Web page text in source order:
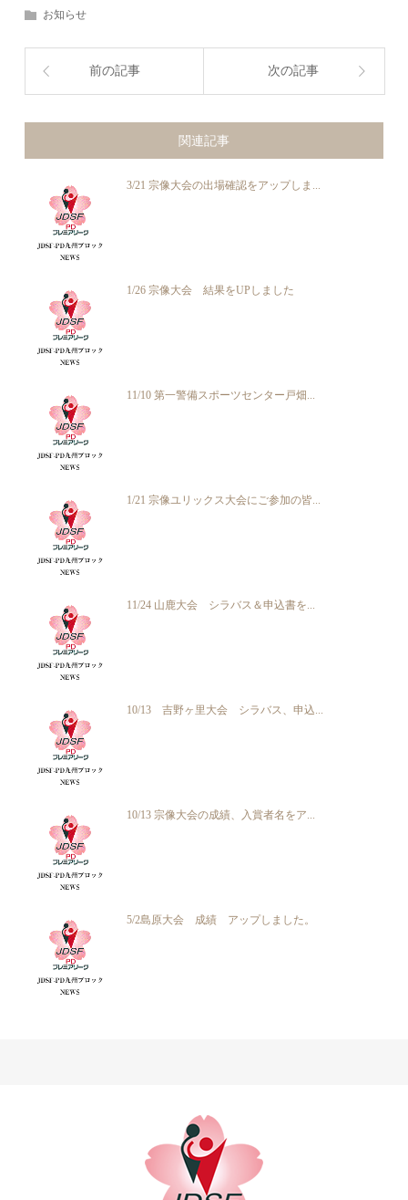
お知らせ
前の記事 次の記事
関連記事
3/21 宗像大会の出場確認をアップしま...
1/26 宗像大会 結果をUPしました
11/10 第一警備スポーツセンター戸畑...
1/21 宗像ユリックス大会にご参加の皆...
11/24 山鹿大会 シラバス＆申込書を...
10/13 吉野ヶ里大会 シラバス、申込...
10/13 宗像大会の成績、入賞者名をア...
5/2島原大会 成績 アップしました。